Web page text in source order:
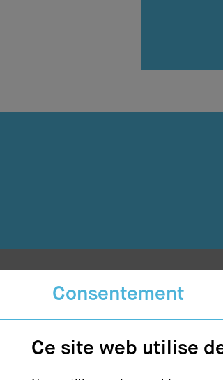
Consentement
Ce site web utilise
Contact
ISJM
– Institut